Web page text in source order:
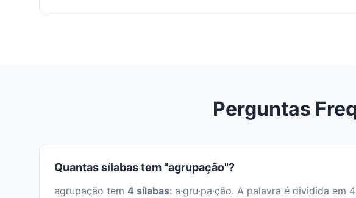
Perguntas
Quantas sílabas tem "agrupação"?
agrupação tem 4 sílabas: a·gru·pa·ção. A palavra é dividida